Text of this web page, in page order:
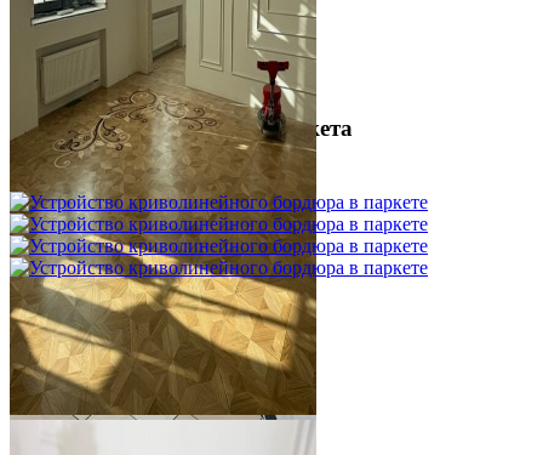
Межслойная шлифовка паркета
1 200 ₽